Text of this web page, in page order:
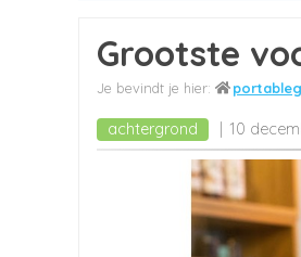
Grootste
achtergrond 10